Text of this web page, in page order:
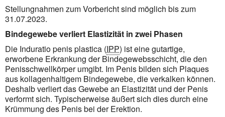
Stellungnahmen zum Vorbericht sind möglich bis zum
31.07.2023.
Bindegewebe verliert Elastizität in zwei Phasen
Die Induratio penis plastica (IPP) ist eine gutartige,
erworbene Erkrankung der Bindegewebsschicht, die den
Penisschwellkörper umgibt. Im Penis bilden sich Plaques
aus kollagenhaltigem Bindegewebe, die verkalken können.
Deshalb verliert das Gewebe an Elastizität und der Penis
verformt sich. Typischerweise äußert sich dies durch eine
Krümmung des Penis bei der Erektion.